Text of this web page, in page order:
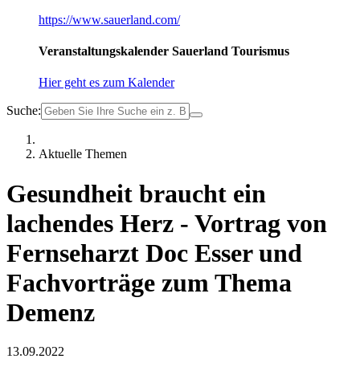
https://www.sauerland.com/
Veranstaltungskalender Sauerland Tourismus
Hier geht es zum Kalender
Suche:
Aktuelle Themen
Gesundheit braucht ein
lachendes Herz - Vortrag von
Fernseharzt Doc Esser und
Fachvorträge zum Thema
Demenz
13.09.2022